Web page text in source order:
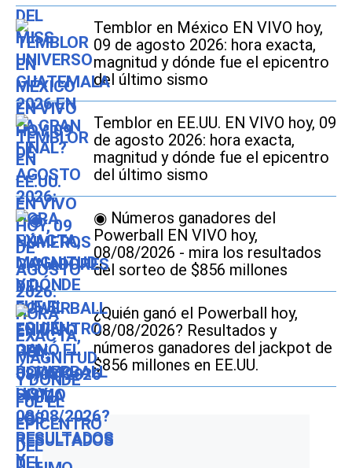
Temblor en México EN VIVO hoy,
09 de agosto 2026: hora exacta,
magnitud y dónde fue el epicentro
del último sismo
Temblor en EE.UU. EN VIVO hoy, 09
de agosto 2026: hora exacta,
magnitud y dónde fue el epicentro
del último sismo
◉ Números ganadores del
Powerball EN VIVO hoy,
08/08/2026 - mira los resultados
del sorteo de $856 millones
¿Quién ganó el Powerball hoy,
08/08/2026? Resultados y
números ganadores del jackpot de
$856 millones en EE.UU.